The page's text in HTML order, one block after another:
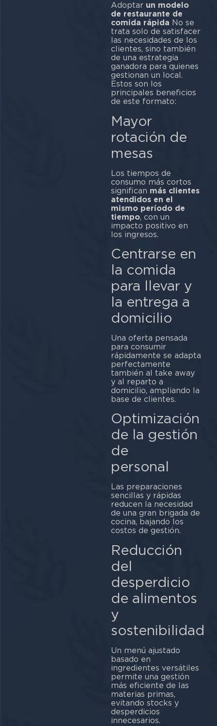
Adoptar un modelo
de restaurante de
comida rápida No se
trata solo de satisfacer
las necesidades de los
clientes, sino también
de una estrategia
ganadora para quienes
gestionan un local.
Estos son los
principales beneficios
de este formato:
Mayor
rotación de
Los tiempos de
consumo más cortos
significan más clientes
atendidos en el
mismo período de
tiempo, con un
impacto positivo en
los ingresos.
Centrarse en
la comida
para llevar y
la entrega a
Una oferta pensada
para consumir
rápidamente se adapta
perfectamente
también al take away
y al reparto a
domicilio, ampliando la
base de clientes.
Optimización
de la gestión
de
Las preparaciones
sencillas y rápidas
reducen la necesidad
de una gran brigada de
cocina, bajando los
costos de gestión.
Reducción
del
desperdicio
de alimentos
y
sostenibilidad
Un menú ajustado
basado en
ingredientes versátiles
permite una gestión
más eficiente de las
materias primas,
evitando stocks y
desperdicios
innecesarios.